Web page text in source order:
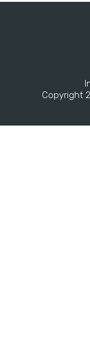
Copyright